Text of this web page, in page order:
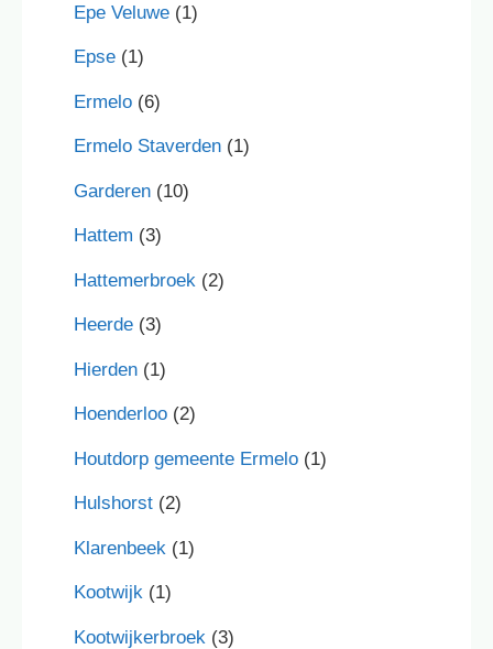
Epe Veluwe (1)
Epse (1)
Ermelo (6)
Ermelo Staverden (1)
Garderen (10)
Hattem (3)
Hattemerbroek (2)
Heerde (3)
Hierden (1)
Hoenderloo (2)
Houtdorp gemeente Ermelo (1)
Hulshorst (2)
Klarenbeek (1)
Kootwijk (1)
Kootwijkerbroek (3)